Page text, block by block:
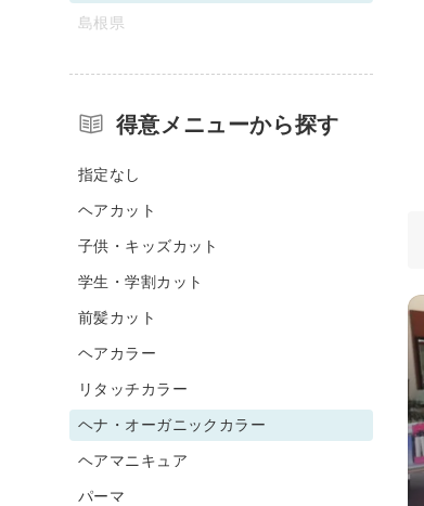
島根県
得意メニューから探す
指定なし
ヘアカット
子供・キッズカット
学生・学割カット
前髪カット
ヘアカラー
リタッチカラー
ヘナ・オーガニックカラー
ヘアマニキュア
パーマ